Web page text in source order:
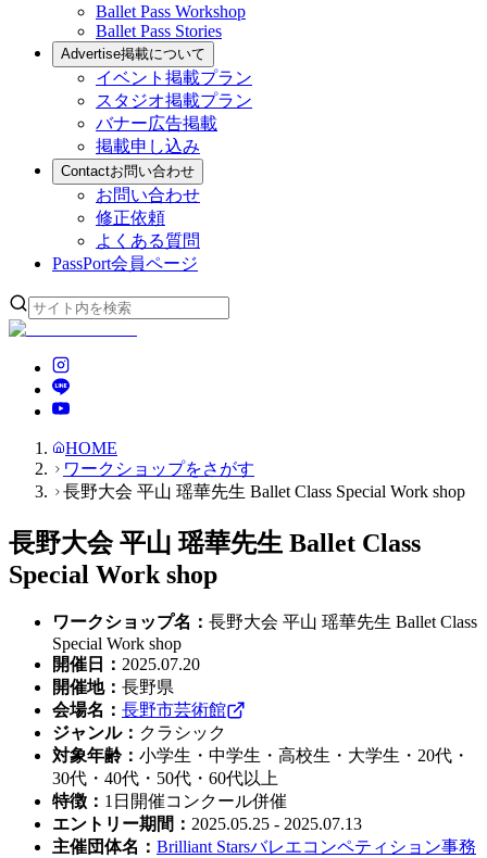
Ballet Pass Workshop
Ballet Pass Stories
Advertise掲載について
イベント掲載プラン
スタジオ掲載プラン
バナー広告掲載
掲載申し込み
Contactお問い合わせ
お問い合わせ
修正依頼
よくある質問
PassPort会員ページ
HOME
ワークショップをさがす
長野大会 平山 瑶華先生 Ballet Class Special Work shop
長野大会 平山 瑶華先生 Ballet Class
Special Work shop
ワークショップ名 ： 長野大会 平山 瑶華先生 Ballet Class
Special Work shop
開催日
： 2025.07.20
開催地： 長野県
会場名 ： 長野市芸術館
ジャンル： クラシック
対象年齢 ： 小学生・中学生・高校生・大学生・20代・
30代・40代・50代・60代以上
特徴 ： 1日開催コンクール併催
エントリー期間 ： 2025.05.25 - 2025.07.13
主催団体名 ： Brilliant Starsバレエコンペティション事務